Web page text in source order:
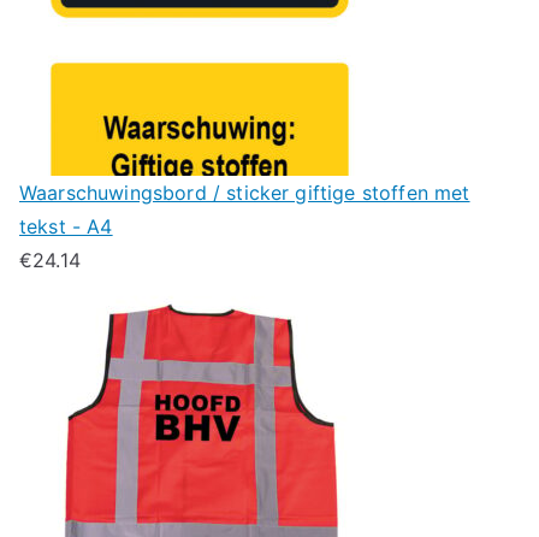
Waarschuwingsbord / sticker giftige stoffen met
tekst - A4
€24.14